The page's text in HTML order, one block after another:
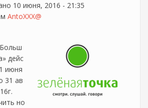
10 июня, 2016 - 21:35
AntoXXX@
дейс
июня
31 ав
но